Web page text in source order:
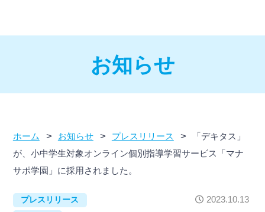
お知らせ
ホーム > お知らせ > プレスリリース >
「デキタス」
が、小中学生対象オンライン個別指導学習サービス「マナ
サポ学園」に採用されました。
プレスリリース
2023.10.13